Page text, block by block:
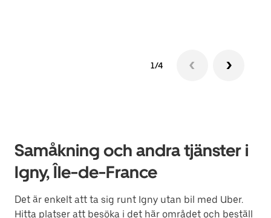
1/4
Samåkning och andra tjänster i
Igny, Île-de-France
Det är enkelt att ta sig runt Igny utan bil med Uber.
Hitta platser att besöka i det här området och beställ